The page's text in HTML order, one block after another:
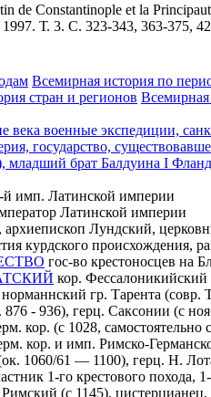
de Constantinople et la
Т. 3. С. 323-343, 363-375,
Всемирная история по
стран и регионов Всемирная
века военные экспедиции,
государство,
младший брат Балдуина I
й имп. Латинской империи
Латинской империи
архиепископ Лундский,
курдского
гос-во крестоносцев на
кор. Фессалоникийский
норманнский гр. Тарента (совр.
876 - 936), герц. Саксонии (с
кор. (с 1028,
кор. и имп. Римско-
1060/61 — 1100), герц. Н.
1-го крестового похода,
Римский (с 1145),